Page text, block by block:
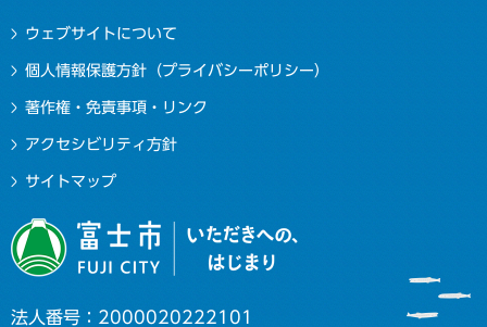
ウェブサイトについて
個人情報保護方針（プライバシーポリシー）
著作権・免責事項・リンク
アクセシビリティ方針
サイトマップ
法人番号：2000020222101